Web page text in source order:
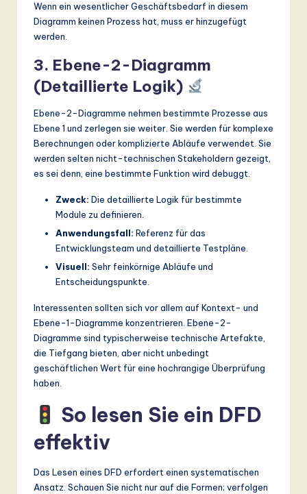
Wenn ein wesentlicher Geschäftsbedarf in diesem
Diagramm keinen Prozess hat, muss er hinzugefügt
werden.
3. Ebene-2-Diagramm
(Detaillierte Logik)
Ebene-2-Diagramme nehmen bestimmte Prozesse aus
Ebene 1 und zerlegen sie weiter. Sie werden für komplexe
Berechnungen oder komplizierte Abläufe verwendet. Sie
werden selten nicht-technischen Stakeholdern gezeigt,
es sei denn, eine bestimmte Funktion wird debuggt.
Zweck: Die detaillierte Logik für bestimmte
Module zu definieren.
Anwendungsfall: Referenz für das
Entwicklungsteam und detaillierte Testpläne.
Visuell: Sehr feinkörnige Abläufe und
Entscheidungspunkte.
Interessenten sollten sich vor allem auf Kontext- und
Ebene-1-Diagramme konzentrieren. Ebene-2-
Diagramme sind typischerweise technische Artefakte,
die Tiefgang bieten, aber nicht unbedingt
geschäftlichen Wert für eine hochrangige Überprüfung
haben.
So lesen Sie ein DFD
effektiv
Das Lesen eines DFD erfordert einen systematischen
Ansatz. Schauen Sie nicht nur auf die Formen; verfolgen